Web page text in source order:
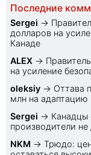
Последние
Sеrgei →
долларов на
Канаде
ALEX →
на усиление
oleksiy → Оттава
млн на адаптацию
Sеrgei → Канадцы
производители
NKM → Трюдо: